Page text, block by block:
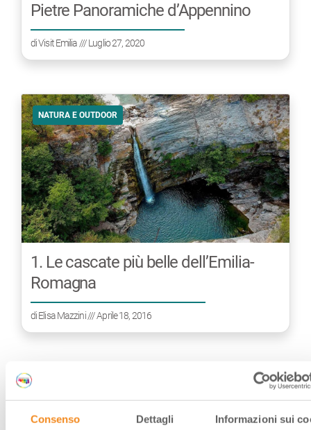
Consenso Dettagli Informazioni sui
Pietre Panoramiche d’Appennino
diVisit Emilia/// Luglio 27, 2020
NATURA E OUTDOOR
1. Le cascate più belle dell’Emilia-
Romagna
diElisa Mazzini/// Aprile 18, 2016